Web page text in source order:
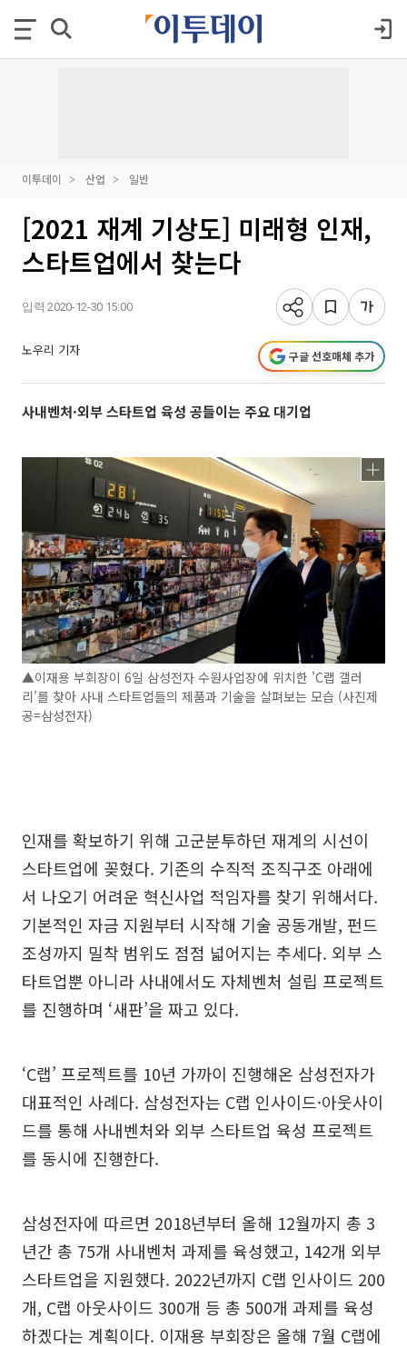
이투데이 산업 일반
[2021 재계 기상도] 미래형 인재,
스타트업에서 찾는다
입력 2020-12-30 15:00
노우리 기자 구글 선호매체 추가
사내벤처·외부 스타트업 육성 공들이는 주요 대기업
▲이재용 부회장이 6일 삼성전자 수원사업장에 위치한 'C랩 갤러
리'를 찾아 사내 스타트업들의 제품과 기술을 살펴보는 모습 (사진제
공=삼성전자)
인재를 확보하기 위해 고군분투하던 재계의 시선이
스타트업에 꽂혔다. 기존의 수직적 조직구조 아래에
서 나오기 어려운 혁신사업 적임자를 찾기 위해서다.
기본적인 자금 지원부터 시작해 기술 공동개발, 펀드
조성까지 밀착 범위도 점점 넓어지는 추세다. 외부 스
타트업뿐 아니라 사내에서도 자체벤처 설립 프로젝트
를 진행하며 ‘새판’을 짜고 있다.
‘C랩’ 프로젝트를 10년 가까이 진행해온 삼성전자가
대표적인 사례다. 삼성전자는 C랩 인사이드·아웃사이
드를 통해 사내벤처와 외부 스타트업 육성 프로젝트
를 동시에 진행한다.
삼성전자에 따르면 2018년부터 올해 12월까지 총 3
년간 총 75개 사내벤처 과제를 육성했고, 142개 외부
스타트업을 지원했다. 2022년까지 C랩 인사이드 200
개, C랩 아웃사이드 300개 등 총 500개 과제를 육성
하겠다는 계획이다. 이재용 부회장은 올해 7월 C랩에